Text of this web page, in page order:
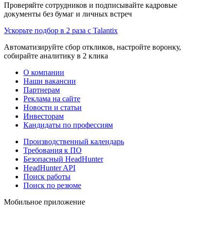
Проверяйте сотрудников и подписывайте кадровые
документы без бумаг и личных встреч
Ускорьте подбор в 2 раза с Talantix
Автоматизируйте сбор откликов, настройте воронку,
собирайте аналитику в 2 клика
О компании
Наши вакансии
Партнерам
Реклама на сайте
Новости и статьи
Инвесторам
Кандидаты по профессиям
Производственный календарь
Требования к ПО
Безопасный HeadHunter
HeadHunter API
Поиск работы
Поиск по резюме
Мобильное приложение